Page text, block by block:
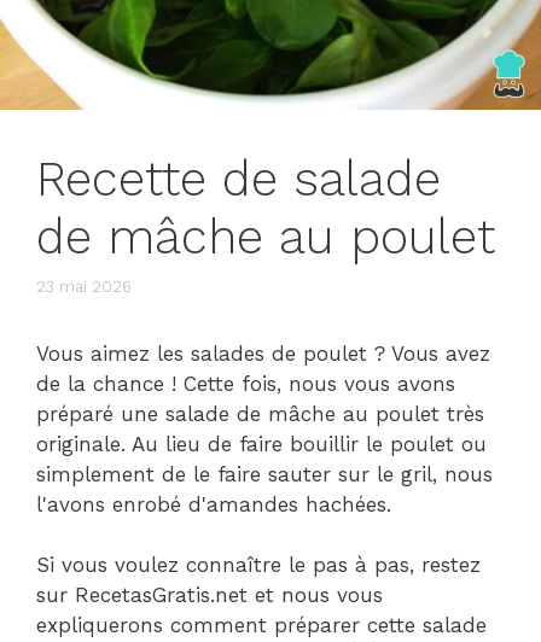
Recette de salade
de mâche au poulet
23 mai 2026
Vous aimez les salades de poulet ? Vous avez
de la chance ! Cette fois, nous vous avons
préparé une salade de mâche au poulet très
originale. Au lieu de faire bouillir le poulet ou
simplement de le faire sauter sur le gril, nous
l'avons enrobé d'amandes hachées.
Si vous voulez connaître le pas à pas, restez
sur RecetasGratis.net et nous vous
expliquerons comment préparer cette salade